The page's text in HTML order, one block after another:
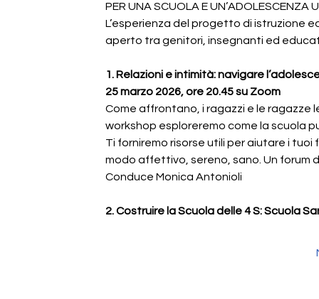
PER UNA SCUOLA E UN’ADOLESCENZA
L’esperienza del progetto di istruzione
aperto tra genitori, insegnanti ed
1. Relazioni e intimità: navigare
25 marzo 2026, ore 20.45 su Zoom
Come affrontano, i ragazzi e le ragazze
workshop esploreremo come la scuola
Ti forniremo risorse utili per aiutare i tuoi
modo affettivo, sereno, sano. Un forum
Conduce Monica Antonioli
2. Costruire la Scuola delle 4 S: Scuola